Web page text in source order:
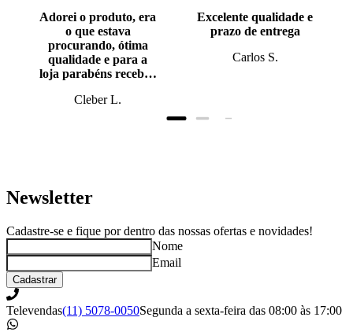
Adorei o produto, era
o que estava
procurando, ótima
qualidade e para a
loja parabéns recebi o
prazo, super bem
Cleber L.
Excelente qualidade e
prazo de entrega
Carlos S.
Newsletter
Cadastre-se e fique por dentro das nossas ofertas e novidades!
Nome
Email
Cadastrar
Televendas(11) 5078-0050Segunda a sexta-feira das 08:00 às 17:00